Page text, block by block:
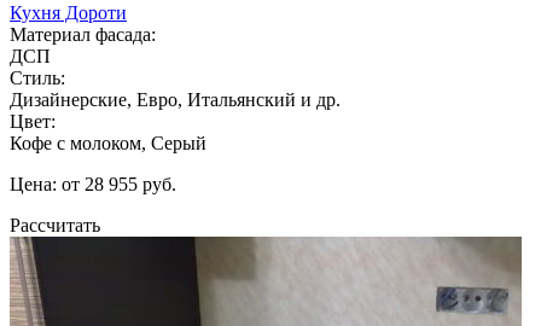
Кухня Дороти
Материал фасада:
ДСП
Стиль:
Дизайнерские, Евро, Итальянский и др.
Цвет:
Кофе с молоком, Серый
Цена: от 28 955 руб.
Рассчитать